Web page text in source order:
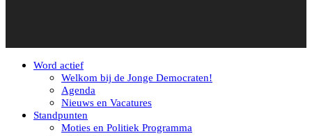
Word actief
Welkom bij de Jonge Democraten!
Agenda
Nieuws en Vacatures
Standpunten
Moties en Politiek Programma